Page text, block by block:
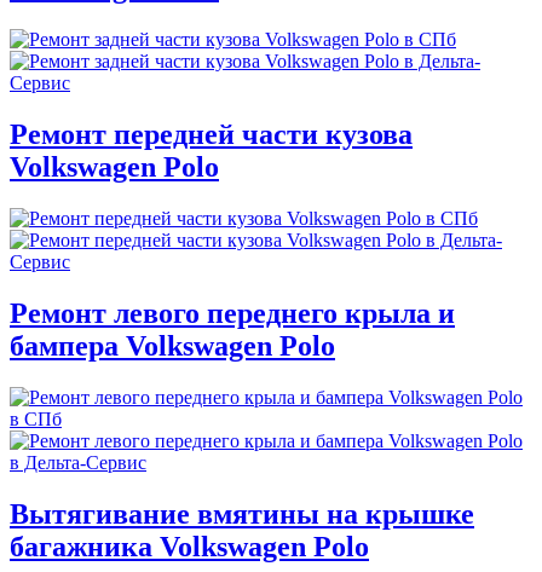
Ремонт передней части кузова
Volkswagen Polo
Ремонт левого переднего крыла и
бампера Volkswagen Polo
Вытягивание вмятины на крышке
багажника Volkswagen Polo